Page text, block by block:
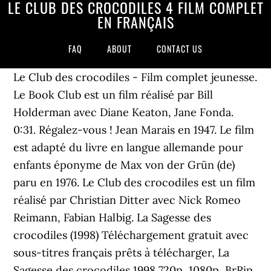
LE CLUB DES CROCODILES 4 FILM COMPLET
EN FRANÇAIS
FAQ ABOUT CONTACT US
Le Club des crocodiles - Film complet jeunesse.
Le Book Club est un film réalisé par Bill
Holderman avec Diane Keaton, Jane Fonda.
0:31. Régalez-vous ! Jean Marais en 1947. Le film
est adapté du livre en langue allemande pour
enfants éponyme de Max von der Grün (de)
paru en 1976. Le Club des crocodiles est un film
réalisé par Christian Ditter avec Nick Romeo
Reimann, Fabian Halbig. La Sagesse des
crocodiles (1998) Téléchargement gratuit avec
sous-titres français prêts à télécharger, La